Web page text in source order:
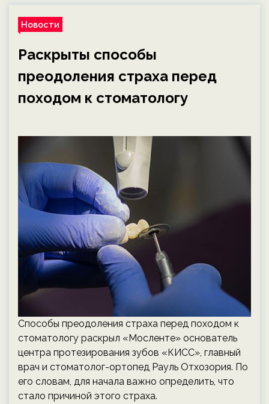
Новости
Раскрыты способы
преодоления страха перед
походом к стоматологу
Способы преодоления страха перед походом к
стоматологу раскрыл «Мосленте» основатель
центра протезирования зубов «КИСС», главный
врач и стоматолог-ортопед Рауль Отхозория. По
его словам, для начала важно определить, что
стало причиной этого страха.